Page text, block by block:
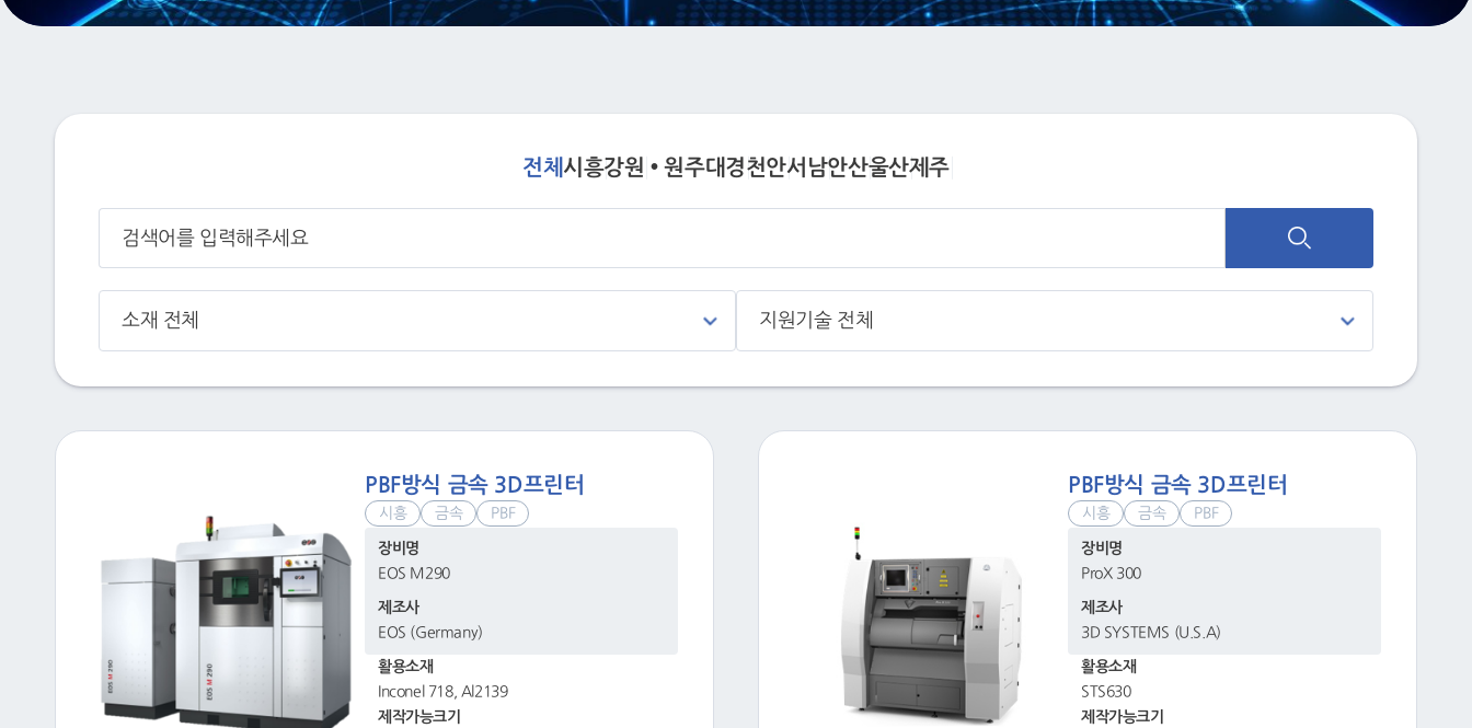
전체 시흥강원 • 원주대경천안서남안산울산제주
소재 전체 지원기술 전체
PBF방식 금속 3D프린터
시흥 금속 PBF
장비명
EOS M290
제조사
EOS (Germany)
활용소재
Inconel 718, Al2139
제작가능크기
PBF방식 금속 3D프린터
시흥 금속 PBF
장비명
ProX 300
제조사
3D SYSTEMS (U.S.A)
활용소재
STS630
제작가능크기